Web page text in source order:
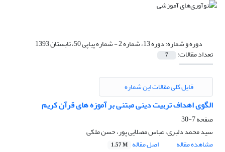
دوره و شماره:دوره 13، شماره 2 - شماره پیاپی 50، تابستان 1393
تعداد مقالات: 7
فایل کلی مقالات این شماره
الگوی اهداف تربیت دینی مبتنی بر آموزه های قرآن کریم
صفحه7-30
سید محمد دلبری، عباس مصلایی پور، حسن ملکی
مشاهده مقاله
اصل مقاله 1.57 M